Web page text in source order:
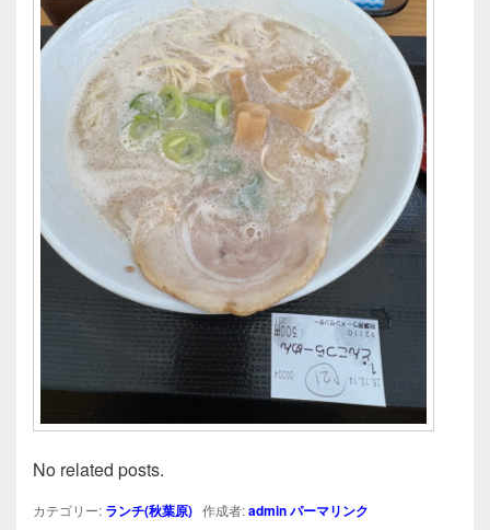
No related posts.
カテゴリー: ランチ(秋葉原) 作成者:adminパーマリンク